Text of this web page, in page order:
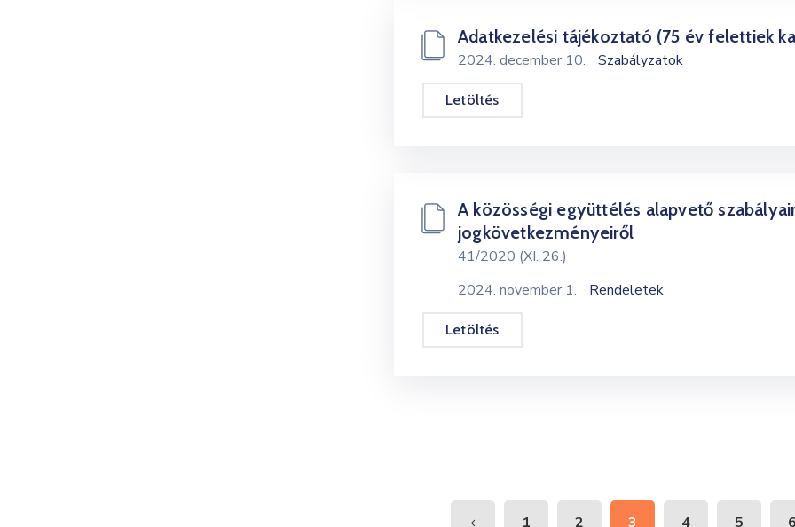
Adatkezelési tájékoztató (75 év felettiek
2024. december 10. Szabályzatok
Letöltés
A közösségi együttélés alapvető
jogkövetkezményeiről
41/2020 (XI. 26.)
2024. november 1.
Rendeletek
Letöltés
1 2 3 4 5